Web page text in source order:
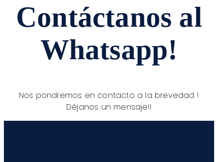
Contáctanos al
Whatsapp!
Nos pondremos en contacto a la brevedad !
Déjanos un mensaje!!